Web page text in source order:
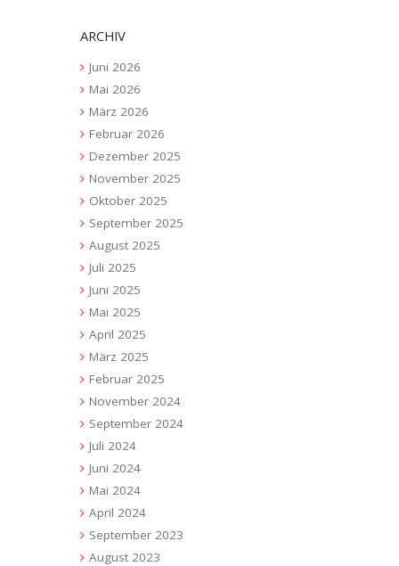
ARCHIV
Juni 2026
Mai 2026
März 2026
Februar 2026
Dezember 2025
November 2025
Oktober 2025
September 2025
August 2025
Juli 2025
Juni 2025
Mai 2025
April 2025
März 2025
Februar 2025
November 2024
September 2024
Juli 2024
Juni 2024
Mai 2024
April 2024
September 2023
August 2023